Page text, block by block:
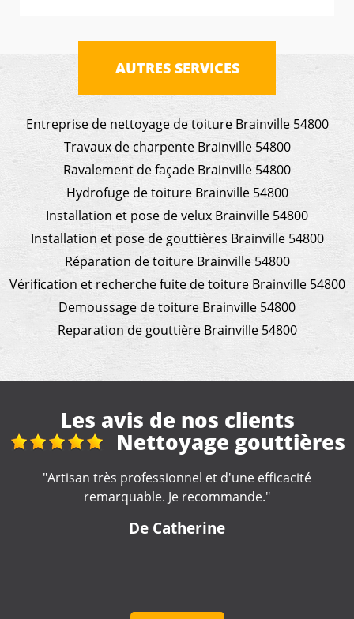
AUTRES SERVICES
Entreprise de nettoyage de toiture Brainville 54800
Travaux de charpente Brainville 54800
Ravalement de façade Brainville 54800
Hydrofuge de toiture Brainville 54800
Installation et pose de velux Brainville 54800
Installation et pose de gouttières Brainville 54800
Réparation de toiture Brainville 54800
Vérification et recherche fuite de toiture Brainville 54800
Demoussage de toiture Brainville 54800
Reparation de gouttière Brainville 54800
Les avis de nos clients
efficacité
Réfection
véranda + gouttières
"Excellent travail de la part de cette
soigné. Artisan très impliqué dans la
travaux, très à l'écoute. Nous le